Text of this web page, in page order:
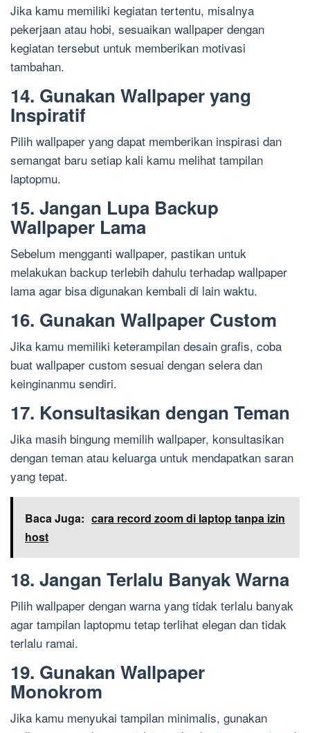
Jika kamu memiliki kegiatan tertentu, misalnya
pekerjaan atau hobi, sesuaikan wallpaper dengan
kegiatan tersebut untuk memberikan motivasi
tambahan.
14. Gunakan Wallpaper yang
Inspiratif
Pilih wallpaper yang dapat memberikan inspirasi dan
semangat baru setiap kali kamu melihat tampilan
laptopmu.
15. Jangan Lupa Backup
Wallpaper Lama
Sebelum mengganti wallpaper, pastikan untuk
melakukan backup terlebih dahulu terhadap wallpaper
lama agar bisa digunakan kembali di lain waktu.
16. Gunakan Wallpaper Custom
Jika kamu memiliki keterampilan desain grafis, coba
buat wallpaper custom sesuai dengan selera dan
keinginanmu sendiri.
17. Konsultasikan dengan Teman
Jika masih bingung memilih wallpaper, konsultasikan
dengan teman atau keluarga untuk mendapatkan saran
yang tepat.
Baca Juga: cara record zoom di laptop tanpa izin
host
18. Jangan Terlalu Banyak Warna
Pilih wallpaper dengan warna yang tidak terlalu banyak
agar tampilan laptopmu tetap terlihat elegan dan tidak
terlalu ramai.
19. Gunakan Wallpaper
Monokrom
Jika kamu menyukai tampilan minimalis, gunakan